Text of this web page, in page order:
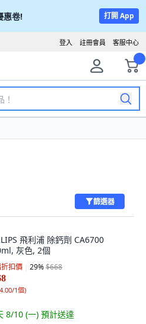
惠卷! 打開 App
客服中心
註冊會員
登入
篩選器
飛利浦 除鈣劑 CA6700
灰色, 2個
扣價 29%$668
1個)
8/10 (一) 預計送達